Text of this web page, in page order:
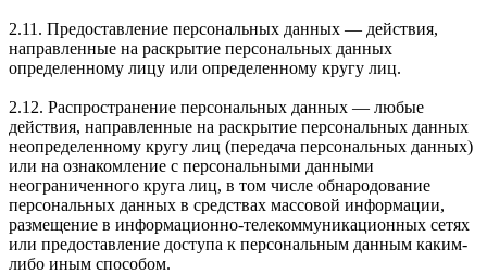
2.11. Предоставление персональных данных — действия,
направленные на раскрытие персональных данных
определенному лицу или определенному кругу лиц.
2.12. Распространение персональных данных — любые
действия, направленные на раскрытие персональных данных
неопределенному кругу лиц (передача персональных данных)
или на ознакомление с персональными данными
неограниченного круга лиц, в том числе обнародование
персональных данных в средствах массовой информации,
размещение в информационно-телекоммуникационных сетях
или предоставление доступа к персональным данным каким-
либо иным способом.